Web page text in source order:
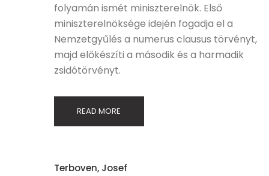
folyamán ismét miniszterelnök. Első
miniszterelnöksége idején fogadja el a
Nemzetgyűlés a numerus clausus törvényt,
majd előkészíti a második és a harmadik
zsidótörvényt.
READ MORE
Terboven, Josef